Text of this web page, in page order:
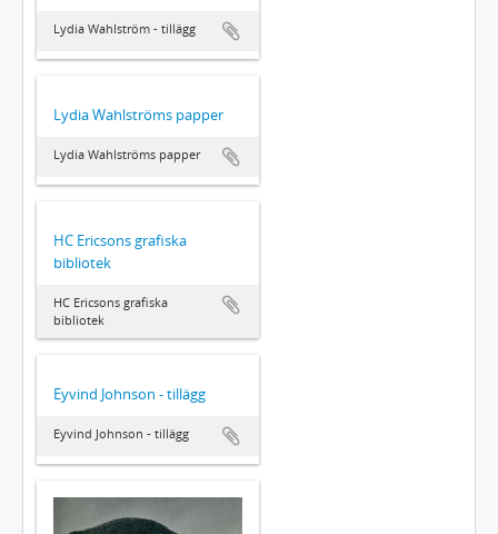
Lydia Wahlström - tillägg
Lydia Wahlströms papper
Lydia Wahlströms papper
HC Ericsons grafiska
bibliotek
HC Ericsons grafiska
bibliotek
Eyvind Johnson - tillägg
Eyvind Johnson - tillägg